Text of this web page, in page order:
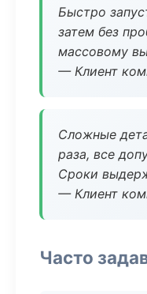
Быстро
затем без
массовому
— Клиент
Сложные
раза, все
Сроки
— Клиент
Часто